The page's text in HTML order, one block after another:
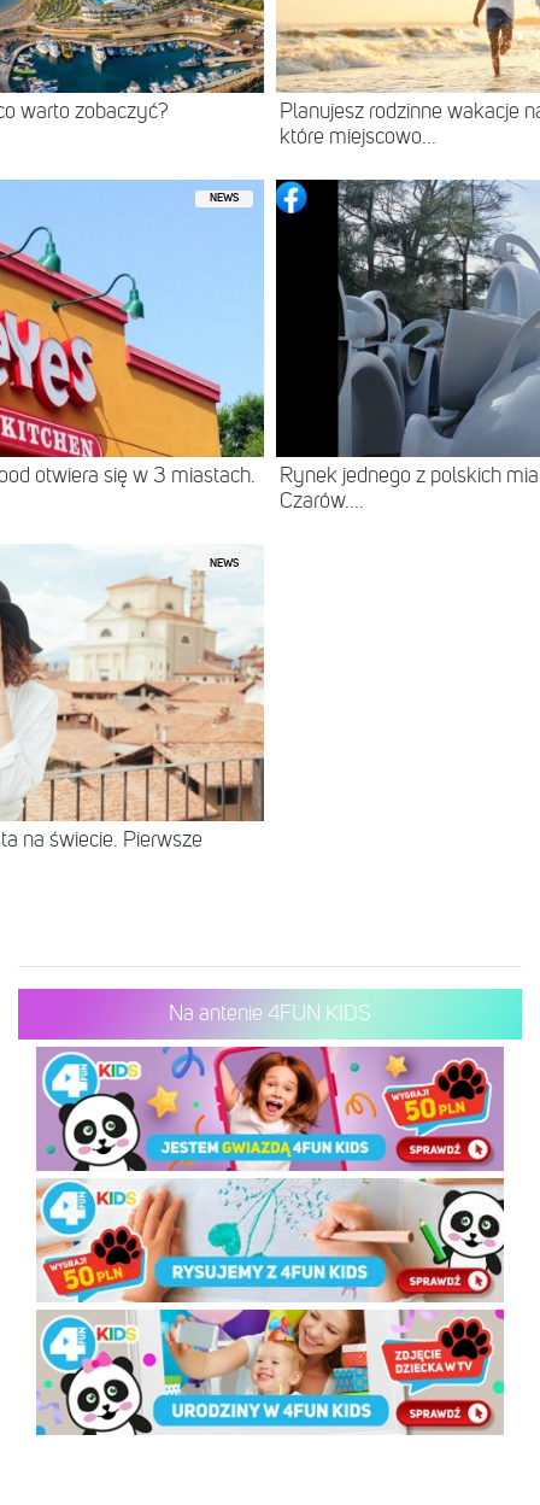
warto zobaczyć?
Planujesz rodzinne wakacje
które miejscowo...
NEWS
otwiera się w 3 miastach.
Rynek jednego z polskich
Czarów....
NEWS
na świecie. Pierwsze
Na antenie 4FUN KIDS